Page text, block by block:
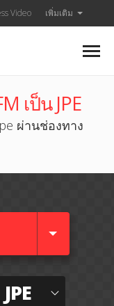
Video เพิ่มเติม
เป็น JPE
ผ่านช่องทาง
JPE